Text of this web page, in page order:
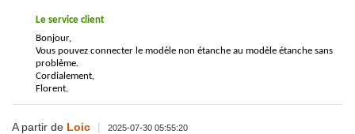
Le service client
Bonjour,
Vous pouvez connecter le modèle non étanche au modèle étanche sans
problème.
Cordialement,
Florent.
A partir de Loic | 2025-07-30 05:55:20